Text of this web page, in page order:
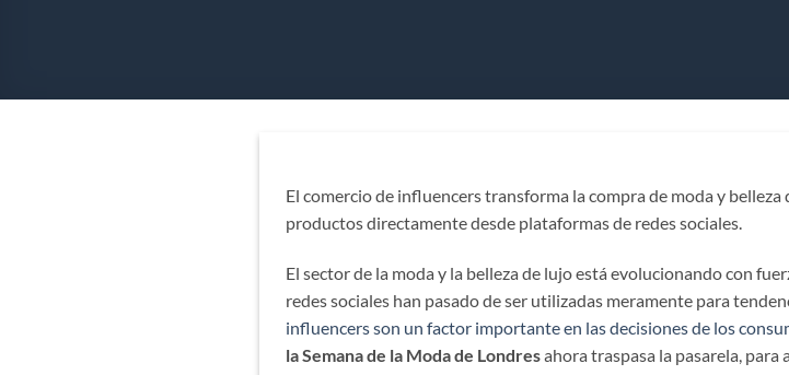
El comercio de influencers transforma la compra de moda y
productos directamente desde plataformas de redes sociales.
El sector de la moda y la belleza de lujo está evolucionando con
redes sociales han pasado de ser utilizadas meramente para
influencers son un factor importante en las decisiones de los
la Semana de la Moda de Londresahora traspasa la pasarela,